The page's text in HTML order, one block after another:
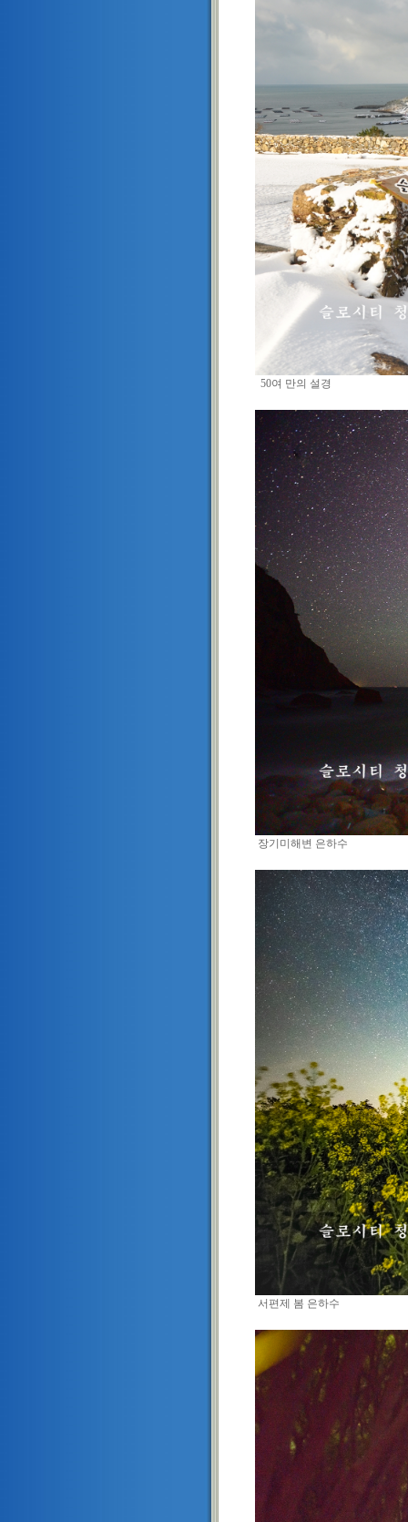
50여 만의 설경
장기미해변 은하수
서편제 봄 은하수